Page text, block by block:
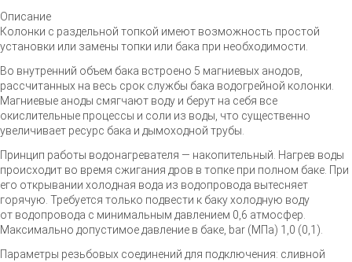
Описание
Колонки с раздельной топкой имеют возможность простой
установки или замены топки или бака при необходимости.
Во внутренний объем бака встроено 5 магниевых анодов,
рассчитанных на весь срок службы бака водогрейной колонки.
Магниевые аноды смягчают воду и берут на себя все
окислительные процессы и соли из воды, что существенно
увеличивает ресурс бака и дымоходной трубы.
Принцип работы водонагревателя — накопительный. Нагрев воды
происходит во время сжигания дров в топке при полном баке. При
его открывании холодная вода из водопровода вытесняет
горячую. Требуется только подвести к баку холодную воду
от водопровода с минимальным давлением 0,6 атмосфер.
Максимально допустимое давление в баке, bar (МПа) 1,0 (0,1).
Параметры резьбовых соединений для подключения: сливной